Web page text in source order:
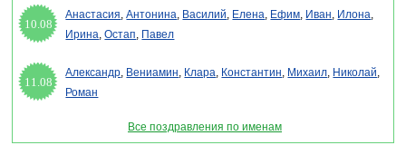
10.08
Анастасия,Антонина, Василий, Елена, Ефим, Иван, Илона,
Ирина,Остап, Павел
11.08
Александр, Вениамин, Клара, Константин, Михаил, Николай,
Роман
Все поздравления по именам